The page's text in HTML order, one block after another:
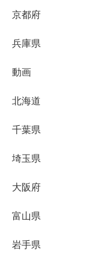
京都府
兵庫県
動画
北海道
千葉県
埼玉県
大阪府
富山県
岩手県